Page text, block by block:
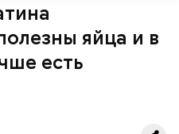
яйца и в
есть